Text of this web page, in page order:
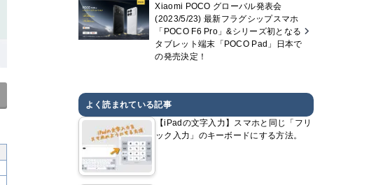
Xiaomi POCO グローバル発表会
(2023/5/23) 最新フラグシップスマホ
「POCO F6 Pro」&シリーズ初となる
タブレット端末「POCO Pad」日本で
の発売決定！
よく読まれている記事
【iPadの文字入力】スマホと同じ「フリ
ック入力」のキーボードにする方法。